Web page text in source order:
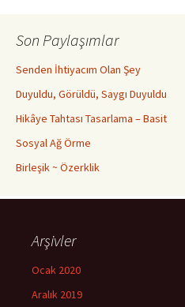
Son Paylaşımlar
Senden İhtiyacım Olan Şey
Duyuldu, Görüldü, Saygı Duyuldu
Hikâye Tahtası Tasarlama – Basit
Sosyal Ağ Örme
Birleşik ~ Özerklik
Arşivler
Ocak 2020
Aralık 2019